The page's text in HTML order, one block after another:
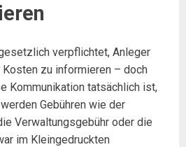
verpflichtet, Anleger
zu informieren – doch
Kommunikation tatsächlich ist,
Gebühren wie der
Verwaltungsgebühr oder die
im Kleingedruckten